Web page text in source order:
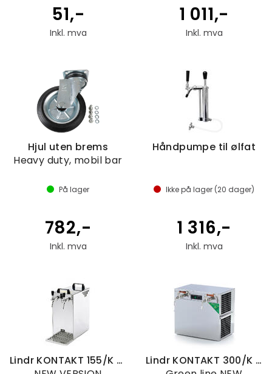
51,-
Inkl. mva
1 011,-
Inkl. mva
Hjul uten brems
Heavy duty, mobil bar
På lager
782,-
Inkl. mva
Håndpumpe til ølfat
Ikke på lager (20 dager)
1 316,-
Inkl. mva
Lindr KONTAKT 155/K Green Line
Lindr KONTAKT 300/K Profi TWIN POWER